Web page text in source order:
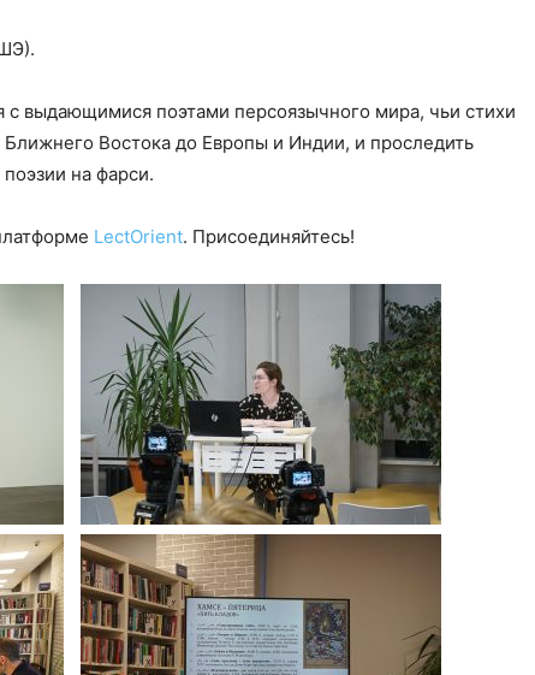
с выдающимися поэтами персоязычного мира, чьи стихи
Ближнего Востока до Европы и Индии, и проследить
на фарси.
LectOrient. Присоединяйтесь!